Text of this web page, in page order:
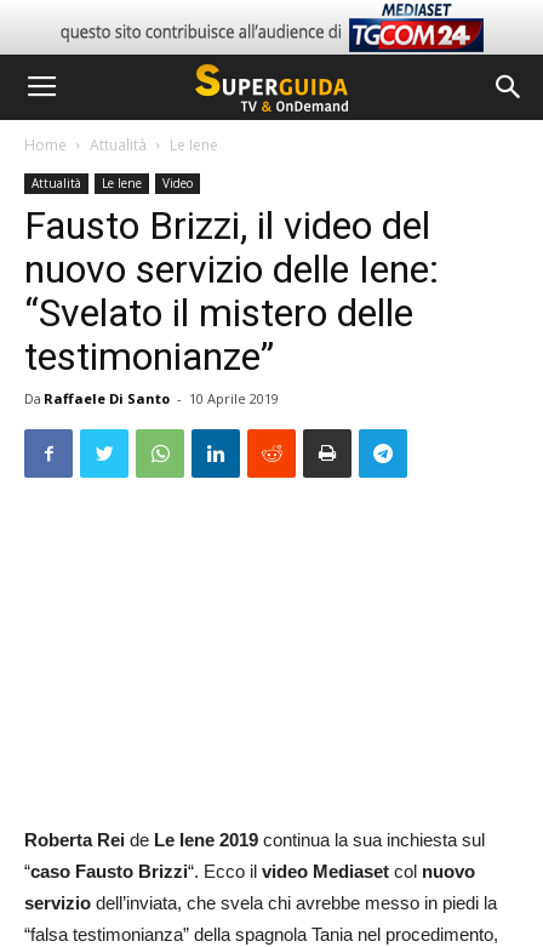
Home Attualità Le Iene
Attualità Le Iene Video
Fausto Brizzi, il video del
nuovo servizio delle Iene:
“Svelato il mistero delle
testimonianze”
Da Raffaele Di Santo - 10 Aprile 2019
Roberta Rei de Le Iene 2019 continua la sua inchiesta sul
“caso Fausto Brizzi“. Ecco il video Mediaset col nuovo
servizio dell’inviata, che svela chi avrebbe messo in piedi la
“falsa testimonianza” della spagnola Tania nel procedimento,